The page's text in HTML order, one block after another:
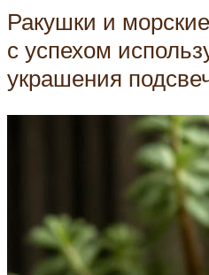
Ракушки и
с успехом
украшения